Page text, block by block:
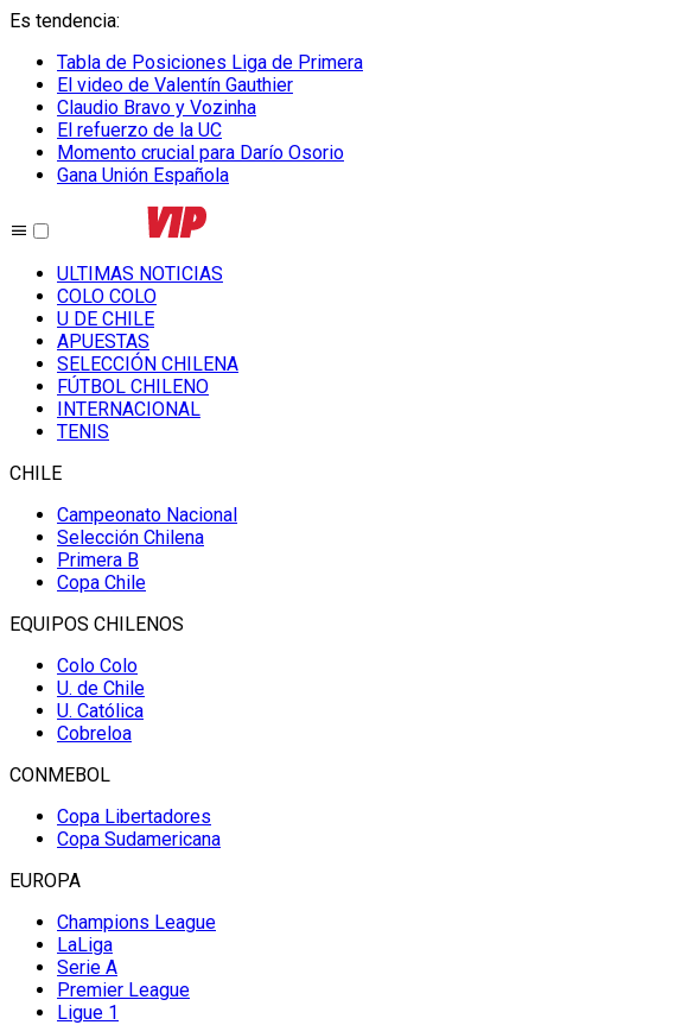
Es tendencia:
Tabla de Posiciones Liga de Primera
El video de Valentín Gauthier
Claudio Bravo y Vozinha
El refuerzo de la UC
Momento crucial para Darío Osorio
Gana Unión Española
ULTIMAS NOTICIAS
COLO COLO
U DE CHILE
APUESTAS
SELECCIÓN CHILENA
FÚTBOL CHILENO
INTERNACIONAL
TENIS
CHILE
Campeonato Nacional
Selección Chilena
Primera B
Copa Chile
EQUIPOS CHILENOS
Colo Colo
U. de Chile
U. Católica
Cobreloa
CONMEBOL
Copa Libertadores
Copa Sudamericana
EUROPA
Champions League
LaLiga
Serie A
Premier League
Ligue 1